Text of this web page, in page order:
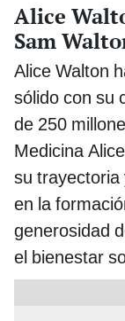
Alice
Sam
Alice Walton
sólido con su
de 250
Medicina
su trayectoria
en la
generosidad
el bienestar